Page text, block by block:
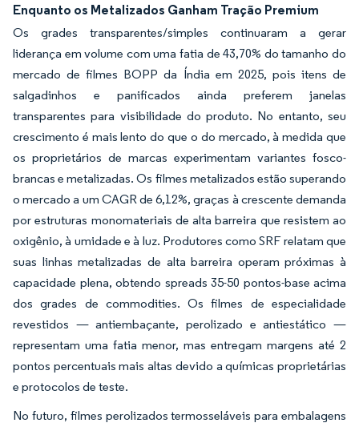
Enquanto os Metalizados Ganham Tração Premium
Os grades transparentes/simples continuaram a gerar
liderança em volume com uma fatia de 43,70% do tamanho do
mercado de filmes BOPP da Índia em 2025, pois itens de
salgadinhos e panificados ainda preferem janelas
transparentes para visibilidade do produto. No entanto, seu
crescimento é mais lento do que o do mercado, à medida que
os proprietários de marcas experimentam variantes fosco-
brancas e metalizadas. Os filmes metalizados estão superando
o mercado a um CAGR de 6,12%, graças à crescente demanda
por estruturas monomateriais de alta barreira que resistem ao
oxigênio, à umidade e à luz. Produtores como SRF relatam que
suas linhas metalizadas de alta barreira operam próximas à
capacidade plena, obtendo spreads 35-50 pontos-base acima
dos grades de commodities. Os filmes de especialidade
revestidos — antiembaçante, perolizado e antiestático —
representam uma fatia menor, mas entregam margens até 2
pontos percentuais mais altas devido a químicas proprietárias
e protocolos de teste.
No futuro, filmes perolizados termosseláveis para embalagens